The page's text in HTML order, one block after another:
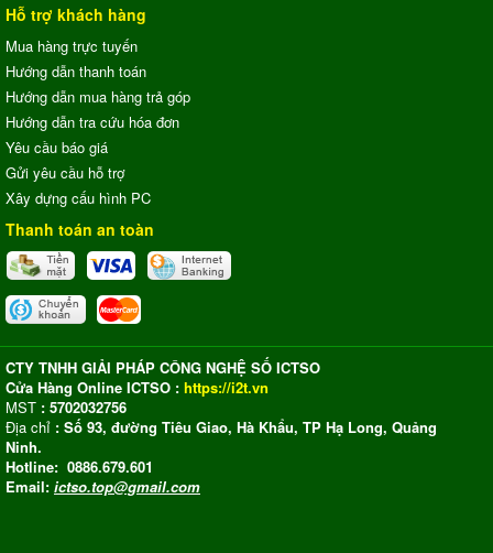
Hỗ trợ khách hàng
Mua hàng trực tuyến
Hướng dẫn thanh toán
Hướng dẫn mua hàng trả góp
Hướng dẫn tra cứu hóa đơn
Yêu cầu báo giá
Gửi yêu cầu hỗ trợ
Xây dựng cấu hình PC
Thanh toán an toàn
CTY TNHH GIẢI PHÁP CÔNG NGHỆ SỐ ICTSO
Cửa Hàng Online ICTSO : https://i2t.vn
MST : 5702032756
Địa chỉ : Số 93, đường Tiêu Giao, Hà Khẩu, TP Hạ Long, Quảng
Ninh.
Hotline: 0886.679.601
Email: ictso.top@gmail.com